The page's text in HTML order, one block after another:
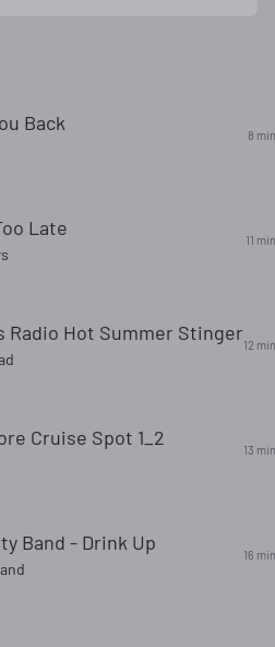
Back 8 min
Late 11 min
Radio Hot Summer Stinger12 min
Cruise Spot 1_2 13 min
Band - Drink Up 16 min